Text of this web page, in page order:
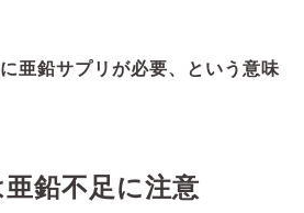
亜鉛サプリが必要、という意味
鉛不足に注意